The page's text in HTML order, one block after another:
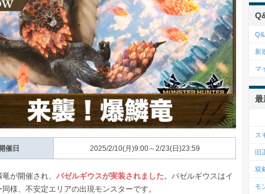
催日 2025/2/10(月)9:00～2/23(日)23:59
が開催され、 バゼルギウスが実装されました 。バゼルギウスはイ
様、不安定エリアの出現モンスターです。
新
マ
最
ス
双
モ